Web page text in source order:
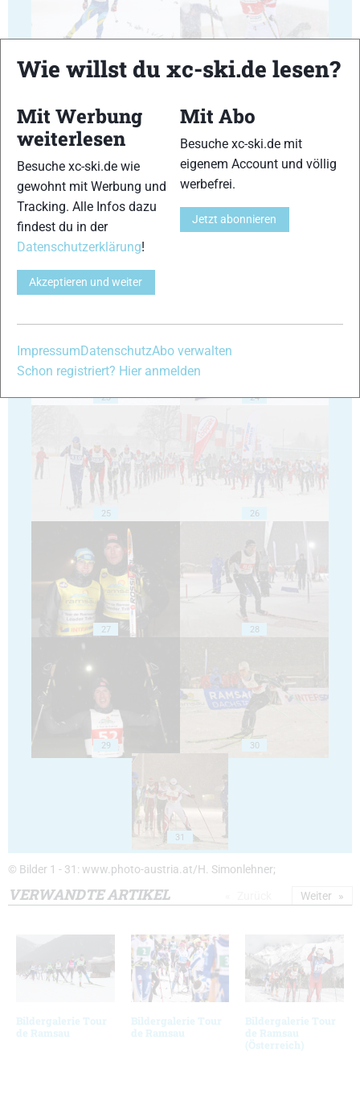
19 20
21
23 24
25 26
27 28
29 30
31
© Bilder 1 - 31: www.photo-austria.at/H. Simonlehner;
VERWANDTE ARTIKEL
Bildergalerie Tour
de Ramsau
Bildergalerie Tour
de Ramsau
Bildergalerie Tour
de Ramsau
(Österreich)
Weiter
Wie willst du xc-ski.de lesen?
Mit Werbung
weiterlesen
Besuche xc-ski.de wie
gewohnt mit Werbung und
Tracking. Alle Infos dazu
findest du in der
Datenschutzerklärung!
Akzeptieren und weiter
Mit Abo
Besuche xc-ski.de mit
eigenem Account und völlig
werbefrei.
Jetzt abonnieren
ImpressumDatenschutzAbo verwalten
Schon registriert? Hier anmelden